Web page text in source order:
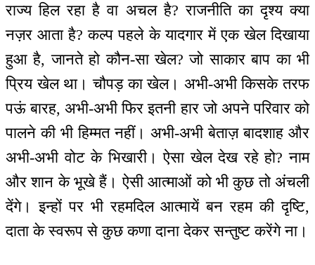
राज्य हिल रहा है वा अचल है? राजनीति का दृश्य क्या
नज़र आता है? कल्प पहले के यादगार में एक खेल दिखाया
हुआ है, जानते हो कौन-सा खेल? जो साकार बाप का भी
प्रिय खेल था। चौपड़ का खेल। अभी-अभी किसके तरफ
पऊं बारह, अभी-अभी फिर इतनी हार जो अपने परिवार को
पालने की भी हिम्मत नहीं। अभी-अभी बेताज़ बादशाह और
अभी-अभी वोट के भिखारी। ऐसा खेल देख रहे हो? नाम
और शान के भूखे हैं। ऐसी आत्माओं को भी कुछ तो अंचली
देंगे। इन्हों पर भी रहमदिल आत्मायें बन रहम की दृष्टि,
दाता के स्वरूप से कुछ कणा दाना देकर सन्तुष्ट करेंगे ना।